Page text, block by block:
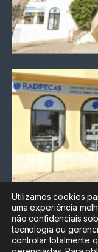
Utilizamos cookies
uma experiência
não confidenciais
tecnologia ou
controlar totalmente